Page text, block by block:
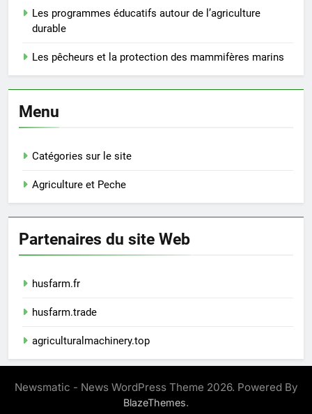
Les programmes éducatifs autour de l’agriculture
durable
Les pêcheurs et la protection des mammifères marins
Menu
Catégories sur le site
Agriculture et Peche
Partenaires du site Web
husfarm.fr
husfarm.trade
agriculturalmachinery.top
Newsmatic - News WordPress Theme 2026. Powered By
BlazeThemes.